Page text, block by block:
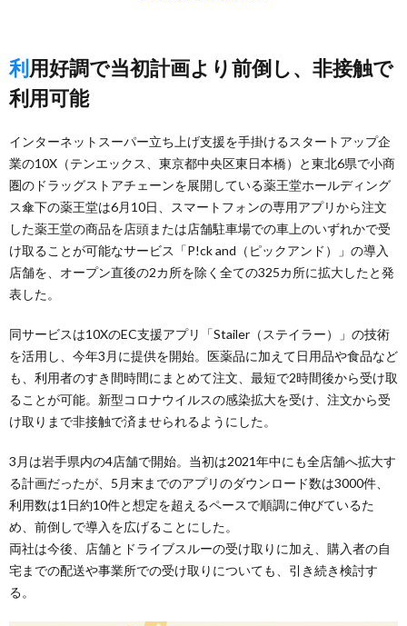
利用好調で当初計画より前倒し、非接触で
利用可能
インターネットスーパー立ち上げ支援を手掛けるスタートアップ企
業の10X（テンエックス、東京都中央区東日本橋）と東北6県で小商
圏のドラッグストアチェーンを展開している薬王堂ホールディング
ス傘下の薬王堂は6月10日、スマートフォンの専用アプリから注文
した薬王堂の商品を店頭または店舗駐車場での車上のいずれかで受
け取ることが可能なサービス「P!ck and（ピックアンド）」の導入
店舗を、オープン直後の2カ所を除く全ての325カ所に拡大したと発
表した。
同サービスは10XのEC支援アプリ「Stailer（ステイラー）」の技術
を活用し、今年3月に提供を開始。医薬品に加えて日用品や食品など
も、利用者のすき間時間にまとめて注文、最短で2時間後から受け取
ることが可能。新型コロナウイルスの感染拡大を受け、注文から受
け取りまで非接触で済ませられるようにした。
3月は岩手県内の4店舗で開始。当初は2021年中にも全店舗へ拡大す
る計画だったが、5月末までのアプリのダウンロード数は3000件、
利用数は1日約10件と想定を超えるペースで順調に伸びているた
め、前倒しで導入を広げることにした。
両社は今後、店舗とドライブスルーの受け取りに加え、購入者の自
宅までの配送や事業所での受け取りについても、引き続き検討す
る。